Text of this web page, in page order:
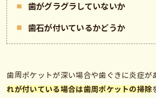
歯がグラグラしていないか
歯石が付いているかどうか
歯周ポケットが深い場合や歯ぐきに炎症が
れが付いている場合は歯周ポケットの掃除